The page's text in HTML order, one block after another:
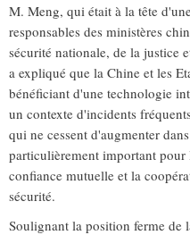
M. Meng, qui était à la tête
responsables des ministères
sécurité nationale, de la justice
a expliqué que la Chine et les
bénéficiant d'une technologie
un contexte d'incidents
qui ne cessent d'augmenter
particulièrement important pour
confiance mutuelle et la
sécurité.
Soulignant la position ferme de